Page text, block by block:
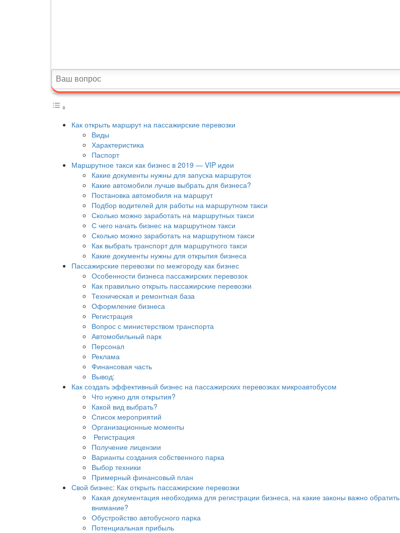
Как открыть маршрут на пассажирские перевозки
Виды
Характеристика
Паспорт
Маршрутное такси как бизнес в 2019 — VIP идеи
Какие документы нужны для запуска маршруток
Какие автомобили лучше выбрать для бизнеса?
Постановка автомобиля на маршрут
Подбор водителей для работы на маршрутном такси
Сколько можно заработать на маршрутных такси
С чего начать бизнес на маршрутном такси
Сколько можно заработать на маршрутном такси
Как выбрать транспорт для маршрутного такси
Какие документы нужны для открытия бизнеса
Пассажирские перевозки по межгороду как бизнес
Особенности бизнеса пассажирских перевозок
Как правильно открыть пассажирские перевозки
Техническая и ремонтная база
Оформление бизнеса
Регистрация
Вопрос с министерством транспорта
Автомобильный парк
Персонал
Реклама
Финансовая часть
Вывод:
Как создать эффективный бизнес на пассажирских перевозках микроавтобусом
Что нужно для открытия?
Какой вид выбрать?
Список мероприятий
Организационные моменты
Регистрация
Получение лицензии
Варианты создания собственного парка
Выбор техники
Примерный финансовый план
Свой бизнес: Как открыть пассажирские перевозки
Какая документация необходима для регистрации бизнеса, на какие законы важно обратить
внимание?
Обустройство автобусного парка
Потенциальная прибыль